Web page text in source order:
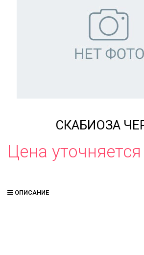
СКАБИОЗА
Цена уточняется
ОПИСАНИЕ